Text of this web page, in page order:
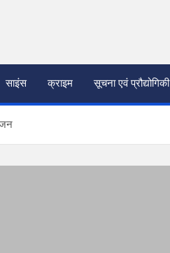
साइंस क्राइम सूचना एवं प्रौद्योगिकी